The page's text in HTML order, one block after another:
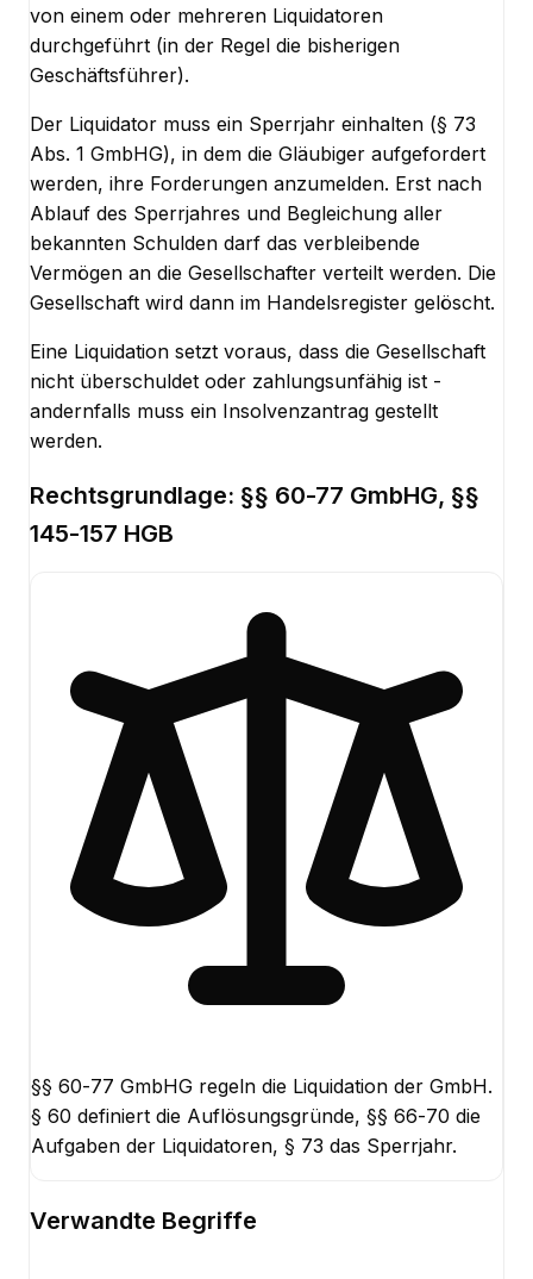
von einem oder mehreren Liquidatoren
durchgeführt (in der Regel die bisherigen
Geschäftsführer).
Der Liquidator muss ein Sperrjahr einhalten (§ 73
Abs. 1 GmbHG), in dem die Gläubiger aufgefordert
werden, ihre Forderungen anzumelden. Erst nach
Ablauf des Sperrjahres und Begleichung aller
bekannten Schulden darf das verbleibende
Vermögen an die Gesellschafter verteilt werden. Die
Gesellschaft wird dann im Handelsregister gelöscht.
Eine Liquidation setzt voraus, dass die Gesellschaft
nicht überschuldet oder zahlungsunfähig ist -
andernfalls muss ein Insolvenzantrag gestellt
werden.
Rechtsgrundlage: §§ 60-77 GmbHG, §§
145-157 HGB
§§ 60-77 GmbHG regeln die Liquidation der GmbH.
§ 60 definiert die Auflösungsgründe, §§ 66-70 die
Aufgaben der Liquidatoren, § 73 das Sperrjahr.
Verwandte Begriffe